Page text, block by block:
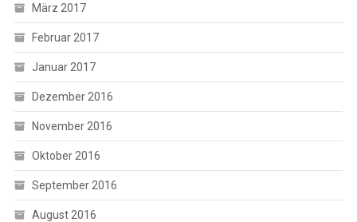
März 2017
Februar 2017
Januar 2017
Dezember 2016
November 2016
Oktober 2016
September 2016
August 2016